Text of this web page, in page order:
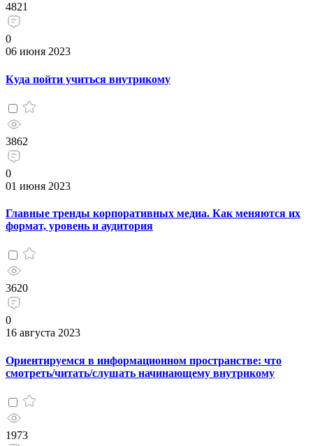
4821
0
06 июня 2023
Куда пойти учиться внутрикому
3862
0
01 июня 2023
Главные тренды корпоративных медиа. Как меняются их
формат, уровень и аудитория
3620
0
16 августа 2023
Ориентируемся в информационном пространстве: что
смотреть/читать/слушать начинающему внутрикому
1973